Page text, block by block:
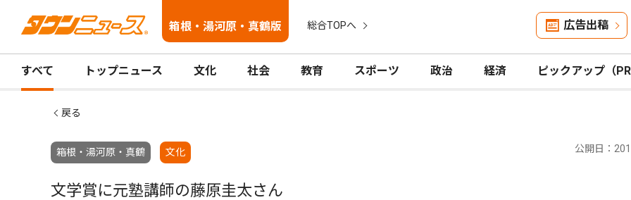
箱根・湯河原・真鶴版 総合TOPへ 広告出稿
すべて トップニュース 文化 社会 教育 スポーツ 政治 経済 ピックアップ（PR
戻る
箱根・湯河原・真鶴 文化 公開日：
文学賞に元塾講師の藤原圭太さん